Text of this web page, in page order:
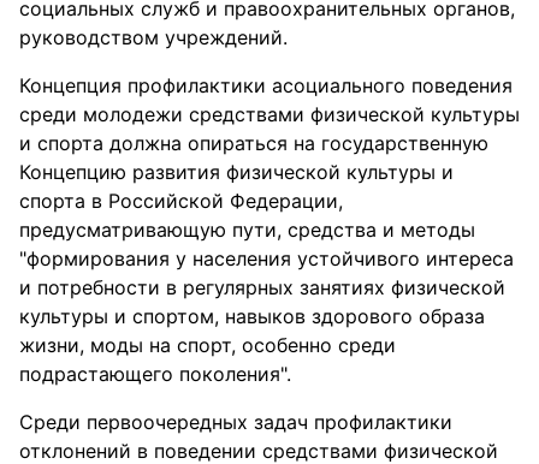
социальных служб и правоохранительных органов,
руководством учреждений.
Концепция профилактики асоциального поведения
среди молодежи средствами физической культуры
и спорта должна опираться на государственную
Концепцию развития физической культуры и
спорта в Российской Федерации,
предусматривающую пути, средства и методы
"формирования у населения устойчивого интереса
и потребности в регулярных занятиях физической
культуры и спортом, навыков здорового образа
жизни, моды на спорт, особенно среди
подрастающего поколения".
Среди первоочередных задач профилактики
отклонений в поведении средствами физической